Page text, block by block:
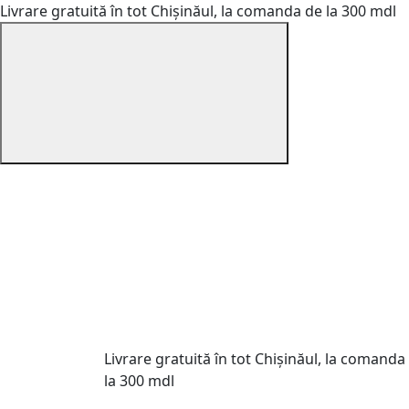
Livrare gratuită în tot Chișinăul, la comanda de la 300 mdl
Livrare gratuită în tot Chișinăul, la comanda
la 300 mdl